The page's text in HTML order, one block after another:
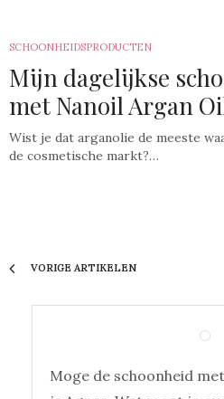
SCHOONHEIDSPRODUCTEN
Mijn dagelijkse
met Nanoil Argan
Wist je dat arganolie de meeste
de cosmetische markt?…
VORIGE ARTIKELEN
Moge de schoonheid